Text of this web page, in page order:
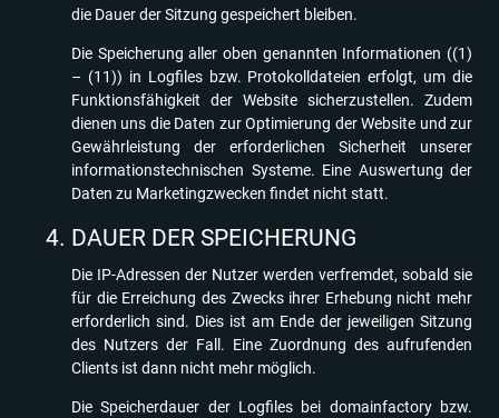
die Dauer der Sitzung gespeichert bleiben.
Die Speicherung aller oben genannten Informationen ((1)
– (11)) in Logfiles bzw. Protokolldateien erfolgt, um die
Funktionsfähigkeit der Website sicherzustellen. Zudem
dienen uns die Daten zur Optimierung der Website und zur
Gewährleistung der erforderlichen Sicherheit unserer
informationstechnischen Systeme. Eine Auswertung der
Daten zu Marketingzwecken findet nicht statt.
DAUER DER SPEICHERUNG
Die IP-Adressen der Nutzer werden verfremdet, sobald sie
für die Erreichung des Zwecks ihrer Erhebung nicht mehr
erforderlich sind. Dies ist am Ende der jeweiligen Sitzung
des Nutzers der Fall. Eine Zuordnung des aufrufenden
Clients ist dann nicht mehr möglich.
Die Speicherdauer der Logfiles bei domainfactory bzw.